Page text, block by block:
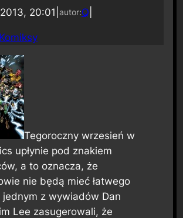
20:01 autor:Q
Komiksy
Tegoroczny wrzesień w
upłynie pod znakiem
a to oznacza, że
nie będą mieć łatwego
jednym z wywiadów Dan
Lee zasugerowali, że